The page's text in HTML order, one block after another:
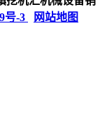
号-3 网站地图